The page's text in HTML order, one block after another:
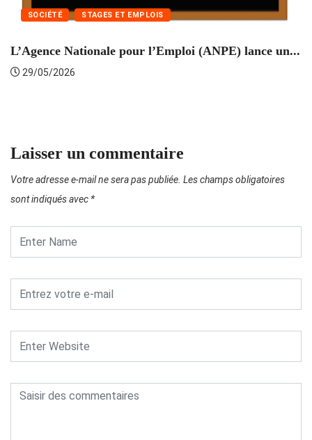
SOCIÉTÉ STAGES ET EMPLOIS
L’Agence Nationale pour l’Emploi (ANPE) lance un...
29/05/2026
Laisser un commentaire
Votre adresse e-mail ne sera pas publiée. Les champs obligatoires
sont indiqués avec *